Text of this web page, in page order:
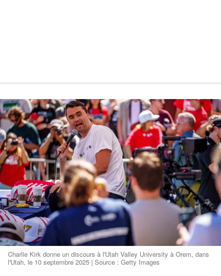
Charlie Kirk donne un discours à l'Utah Valley University à Orem, dans
l'Utah, le 10 septembre 2025 | Source : Getty Images